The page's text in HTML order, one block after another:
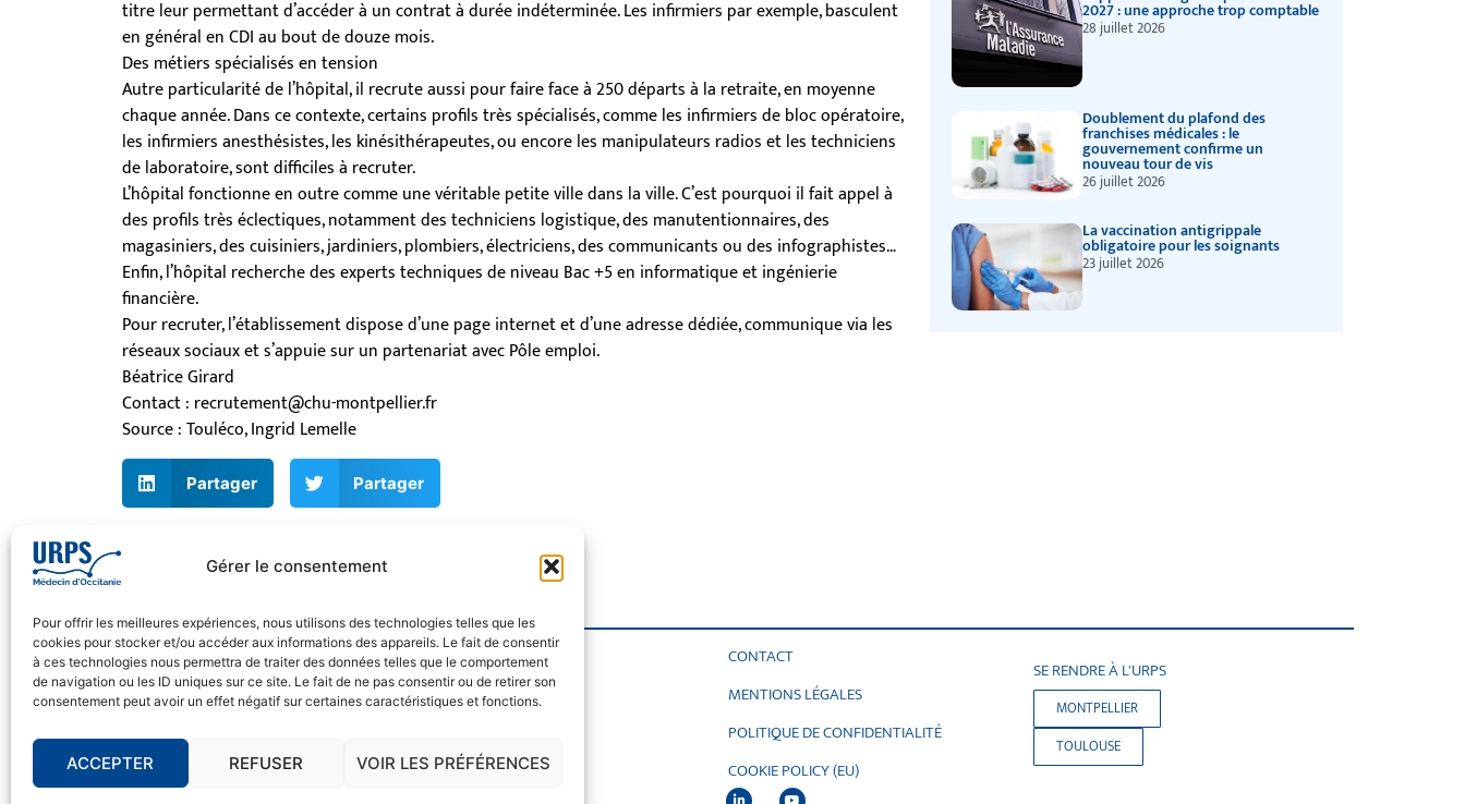
Gérer le consentement
Pour offrir les meilleures expériences, nous utilisons des technologies telles que les
cookies pour stocker et/ou accéder aux informations des appareils. Le fait de consentir
à ces technologies nous permettra de traiter des données telles que le comportement
de navigation ou les ID uniques sur ce site. Le fait de ne pas consentir ou de retirer son
consentement peut avoir un effet négatif sur certaines caractéristiques et fonctions.
ACCEPTER REFUSER VOIR LES PRÉFÉRENCES
titre leur permettant d’accéder à un contrat à durée indéterminée. Les infirmiers par exemple, basculent
en général en CDI au bout de douze mois.
Des métiers spécialisés en tension
Autre particularité de l’hôpital, il recrute aussi pour faire face à 250 départs à la retraite, en moyenne
chaque année. Dans ce contexte, certains profils très spécialisés, comme les infirmiers de bloc opératoire,
les infirmiers anesthésistes, les kinésithérapeutes, ou encore les manipulateurs radios et les techniciens
de laboratoire, sont difficiles à recruter.
L’hôpital fonctionne en outre comme une véritable petite ville dans la ville. C’est pourquoi il fait appel à
des profils très éclectiques, notamment des techniciens logistique, des manutentionnaires, des
magasiniers, des cuisiniers, jardiniers, plombiers, électriciens, des communicants ou des infographistes…
Enfin, l’hôpital recherche des experts techniques de niveau Bac +5 en informatique et ingénierie
financière.
Pour recruter, l’établissement dispose d’une page internet et d’une adresse dédiée, communique via les
réseaux sociaux et s’appuie sur un partenariat avec Pôle emploi.
Béatrice Girard
Contact : recrutement@chu-montpellier.fr
Source : Touléco, Ingrid Lemelle
Partager Partager
2027 : une approche trop comptable
28 juillet 2026
Doublement du plafond des
franchises médicales : le
gouvernement confirme un
nouveau tour de vis
26 juillet 2026
La vaccination antigrippale
obligatoire pour les soignants
23 juillet 2026
L’URPS des Médecins Libéraux d’Occitanie
présente à vos côtés !
Siège social : 1300 Avenue Albert Einstein, 34000 Montpellier
Antenne régionale : 9 rue Matabiau, 31000 Toulouse
CONTACT
MENTIONS LÉGALES
POLITIQUE DE CONFIDENTIALITÉ
COOKIE POLICY (EU)
SE RENDRE À L'URPS
MONTPELLIER
TOULOUSE